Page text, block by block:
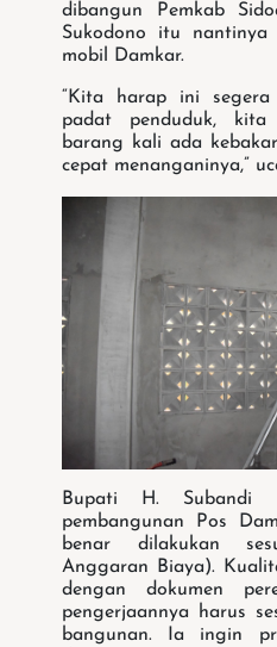
dibangun Pemkab
Sukodono itu
mobil Damkar.
“Kita harap ini segera
padat penduduk,
barang kali ada
cepat menanganinya,”
Bupati H. Subandi
pembangunan Pos
benar dilakukan
Anggaran Biaya).
dengan dokumen
pengerjaannya harus
bangunan. Ia ingin